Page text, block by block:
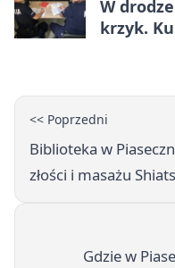
W
krzyk.
<< Poprzedni
Biblioteka w
złości i masażu
Gdzie w